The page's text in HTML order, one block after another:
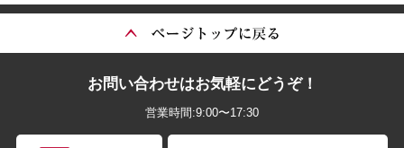
お問い合わせはお気軽にどうぞ！
営業時間:9:00〜17:30